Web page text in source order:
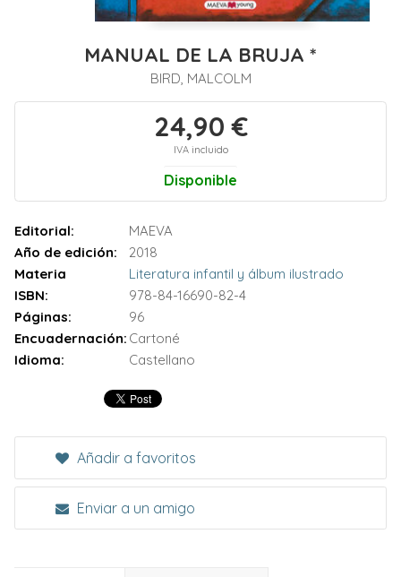
MANUAL DE LA BRUJA *
BIRD, MALCOLM
24,90 €
IVA incluido
Disponible
Editorial:
MAEVA
Año de edición:
2018
Materia
Literatura infantil y álbum ilustrado
ISBN:
978-84-16690-82-4
Páginas:
96
Encuadernación: Cartoné
Idioma:
Castellano
Añadir a favoritos
Enviar a un amigo